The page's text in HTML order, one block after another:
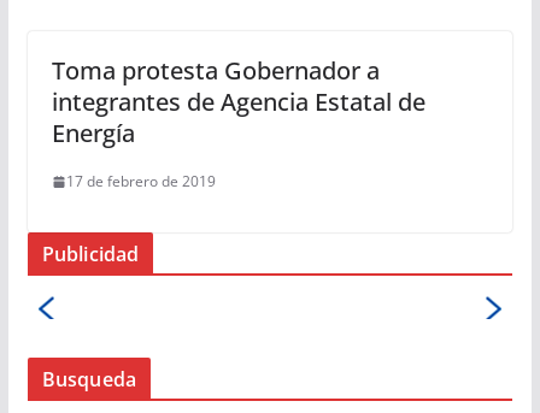
Toma protesta Gobernador a
integrantes de Agencia Estatal de
Energía
17 de febrero de 2019
Publicidad
Busqueda